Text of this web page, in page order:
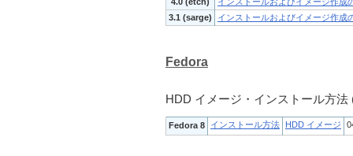
3.1 (sarge)
インストールおよびイメージ作成
Fedora
HDD イメージ・インストール方
Fedora 8 インストール方法 HDD イメージ